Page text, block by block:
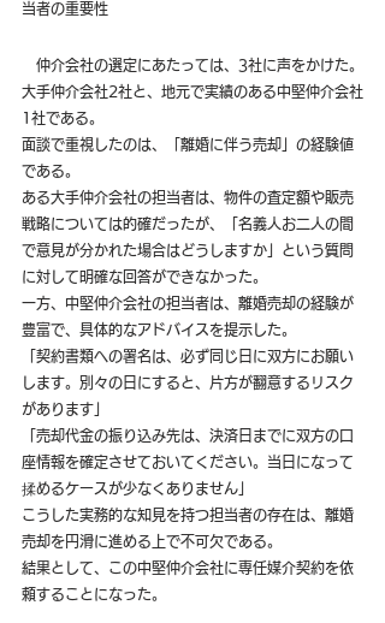
当者の重要性
仲介会社の選定にあたっては、3社に声をかけた。
大手仲介会社2社と、地元で実績のある中堅仲介会社
1社である。
面談で重視したのは、「離婚に伴う売却」の経験値
である。
ある大手仲介会社の担当者は、物件の査定額や販売
戦略については的確だったが、「名義人お二人の間
で意見が分かれた場合はどうしますか」という質問
に対して明確な回答ができなかった。
一方、中堅仲介会社の担当者は、離婚売却の経験が
豊富で、具体的なアドバイスを提示した。
「契約書類への署名は、必ず同じ日に双方にお願い
します。別々の日にすると、片方が翻意するリスク
があります」
「売却代金の振り込み先は、決済日までに双方の口
座情報を確定させておいてください。当日になって
揉めるケースが少なくありません」
こうした実務的な知見を持つ担当者の存在は、離婚
売却を円滑に進める上で不可欠である。
結果として、この中堅仲介会社に専任媒介契約を依
頼することになった。